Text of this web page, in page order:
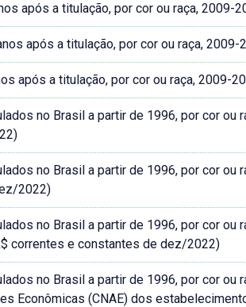
após a titulação, por cor ou raça, 2009-
após a titulação, por cor ou raça, 2009-
após a titulação, por cor ou raça, 2009-
no Brasil a partir de 1996, por cor ou
no Brasil a partir de 1996, por cor ou
2022)
no Brasil a partir de 1996, por cor ou
correntes e constantes de dez/2022)
no Brasil a partir de 1996, por cor ou
Econômicas (CNAE) dos